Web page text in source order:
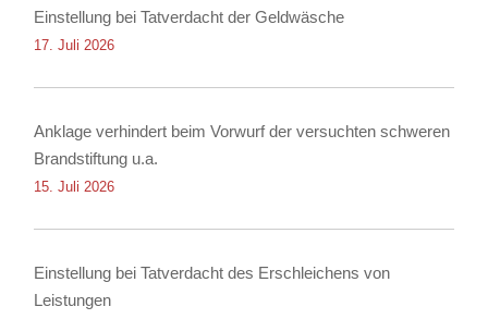
Einstellung bei Tatverdacht der Geldwäsche
17. Juli 2026
Anklage verhindert beim Vorwurf der versuchten schweren
Brandstiftung u.a.
15. Juli 2026
Einstellung bei Tatverdacht des Erschleichens von
Leistungen